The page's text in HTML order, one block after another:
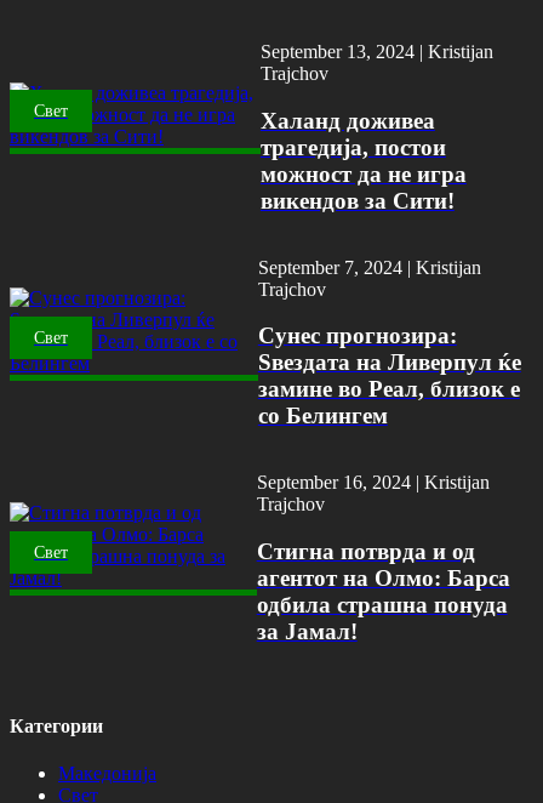
Свет
September 13, 2024 | Kristijan
Trajchov
Халанд доживеа
трагедија, постои
можност да не игра
викендов за Сити!
Свет
September 7, 2024 | Kristijan
Trajchov
Сунес прогнозира:
Ѕвездата на Ливерпул ќе
замине во Реал, близок е
со Белингем
Свет
September 16, 2024 | Kristijan
Trajchov
Стигна потврда и од
агентот на Олмо: Барса
одбила страшна понуда
за Јамал!
Категории
Македонија
Свет